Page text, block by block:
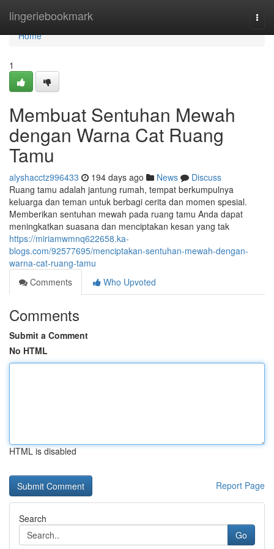
lingeriebookmark
Home
Home
1
Membuat Sentuhan Mewah
dengan Warna Cat Ruang
Tamu
alyshacctz996433 194 days ago News
Discuss
Ruang tamu adalah jantung rumah, tempat berkumpulnya
keluarga dan teman untuk berbagi cerita dan momen spesial.
Memberikan sentuhan mewah pada ruang tamu Anda dapat
meningkatkan suasana dan menciptakan kesan yang tak
https://miriamwmnq622658.ka-
blogs.com/92577695/menciptakan-sentuhan-mewah-dengan-
warna-cat-ruang-tamu
Comments
Who Upvoted
Comments
Submit a Comment
No HTML
HTML is disabled
Report Page
Search
Go